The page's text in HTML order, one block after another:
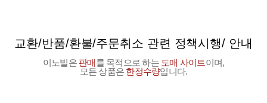
교환/반품/환불/주문취소 관련 정책시행/ 안내
이노빌은 판매를 목적으로 하는 도매 사이트이며,
모든 상품은 한정수량입니다.